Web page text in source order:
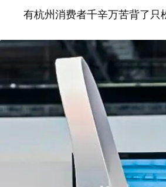
有杭州消费者千辛万苦背了